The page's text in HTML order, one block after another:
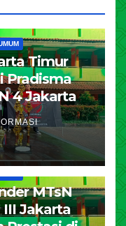
Timur
Pradisma
4 Jakarta
MTsN
III Jakarta